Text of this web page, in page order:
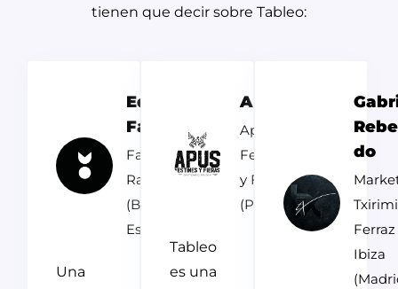
tienen que decir sobre Tableo:
Equipo
Fat Cat
Fat Cat
Raval
(Barcelona,
España)
Una
APUS
Apus
Festines
y Fieras
(Perú)
Tableo
es una
do
Ferraz
Ibiza